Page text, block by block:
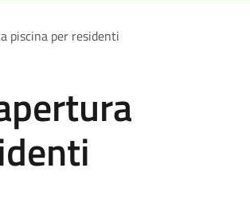
piscina per residenti